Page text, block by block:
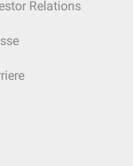
Relations